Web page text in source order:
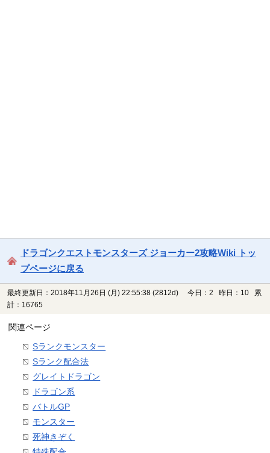
ドラゴンクエストモンスターズ ジョーカー2攻略Wiki トッ
プページに戻る
最終更新日：2018年11月26日 (月) 22:55:38 (2812d)
今日：2 昨日：10 累
計：16765
関連ページ
Sランクモンスター
Sランク配合法
グレイトドラゴン
ドラゴン系
バトルGP
モンスター
死神きぞく